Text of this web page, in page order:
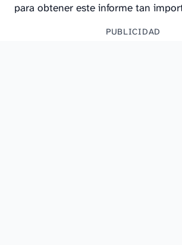
para obtener este informe tan
PUBLICIDAD